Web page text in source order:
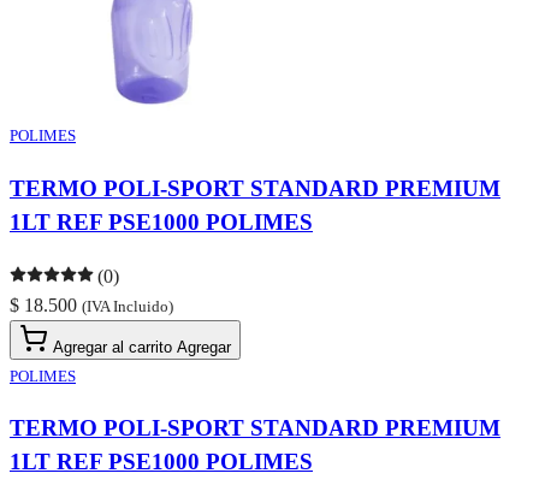
POLIMES
TERMO POLI-SPORT STANDARD PREMIUM
1LT REF PSE1000 POLIMES
(0)
$ 18.500 (IVA Incluido)
Agregar al carrito Agregar
POLIMES
TERMO POLI-SPORT STANDARD PREMIUM
1LT REF PSE1000 POLIMES